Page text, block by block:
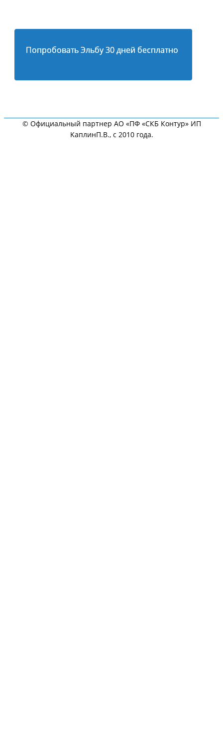
Попробовать Эльбу 30 дней бесплатно
© Официальный партнер АО «ПФ «СКБ Контур» ИП
KaплинП.В., с 2010 года.